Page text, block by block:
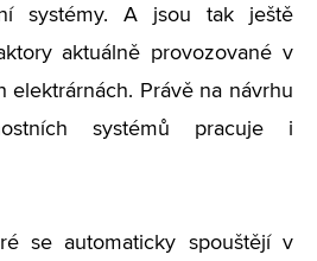
systémy. A jsou tak ještě
aktuálně provozované v
elektrárnách. Právě na návrhu
systémů pracuje i
se automaticky spouštějí v